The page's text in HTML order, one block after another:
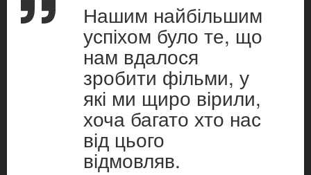
Нашим найбільшим
успіхом було те, що
нам вдалося
зробити фільми, у
які ми щиро вірили,
хоча багато хто нас
від цього
відмовляв.